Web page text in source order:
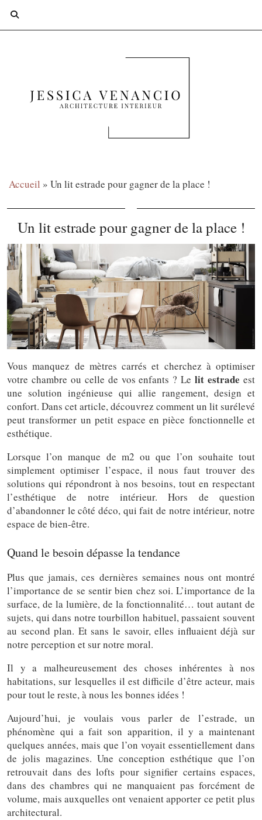
Accueil » Un lit estrade pour gagner de la place !
Un lit estrade pour gagner de la place !
Vous manquez de mètres carrés et cherchez à optimiser
votre chambre ou celle de vos enfants ? Lelit estrade est
une solution ingénieuse qui allie rangement, design et
confort. Dans cet article, découvrez comment un lit surélevé
peut transformer un petit espace en pièce fonctionnelle et
esthétique.
Lorsque l’on manque de m2 ou que l’on souhaite tout
simplement optimiser l’espace, il nous faut trouver des
solutions qui répondront à nos besoins, tout en respectant
l’esthétique de notre intérieur. Hors de question
d’abandonner le côté déco, qui fait de notre intérieur, notre
espace de bien-être.
Quand le besoin dépasse la tendance
Plus que jamais, ces dernières semaines nous ont montré
l’importance de se sentir bien chez soi. L’importance de la
surface, de la lumière, de la fonctionnalité… tout autant de
sujets, qui dans notre tourbillon habituel, passaient souvent
au second plan. Et sans le savoir, elles influaient déjà sur
notre perception et sur notre moral.
Il y a malheureusement des choses inhérentes à nos
habitations, sur lesquelles il est difficile d’être acteur, mais
pour tout le reste, à nous les bonnes idées !
Aujourd’hui, je voulais vous parler de l’estrade, un
phénomène qui a fait son apparition, il y a maintenant
quelques années, mais que l’on voyait essentiellement dans
de jolis magazines. Une conception esthétique que l’on
retrouvait dans des lofts pour signifier certains espaces,
dans des chambres qui ne manquaient pas forcément de
volume, mais auxquelles ont venaient apporter ce petit plus
architectural.